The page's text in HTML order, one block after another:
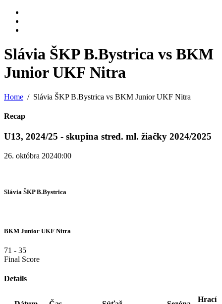
Slávia ŠKP B.Bystrica vs BKM
Junior UKF Nitra
Home Slávia ŠKP B.Bystrica vs BKM Junior UKF Nitra
Recap
U13, 2024/25 - skupina stred. ml. žiačky 2024/2025
26. októbra 20240:00
Slávia ŠKP B.Bystrica
BKM Junior UKF Nitra
71 - 35
Final Score
Details
Hrací